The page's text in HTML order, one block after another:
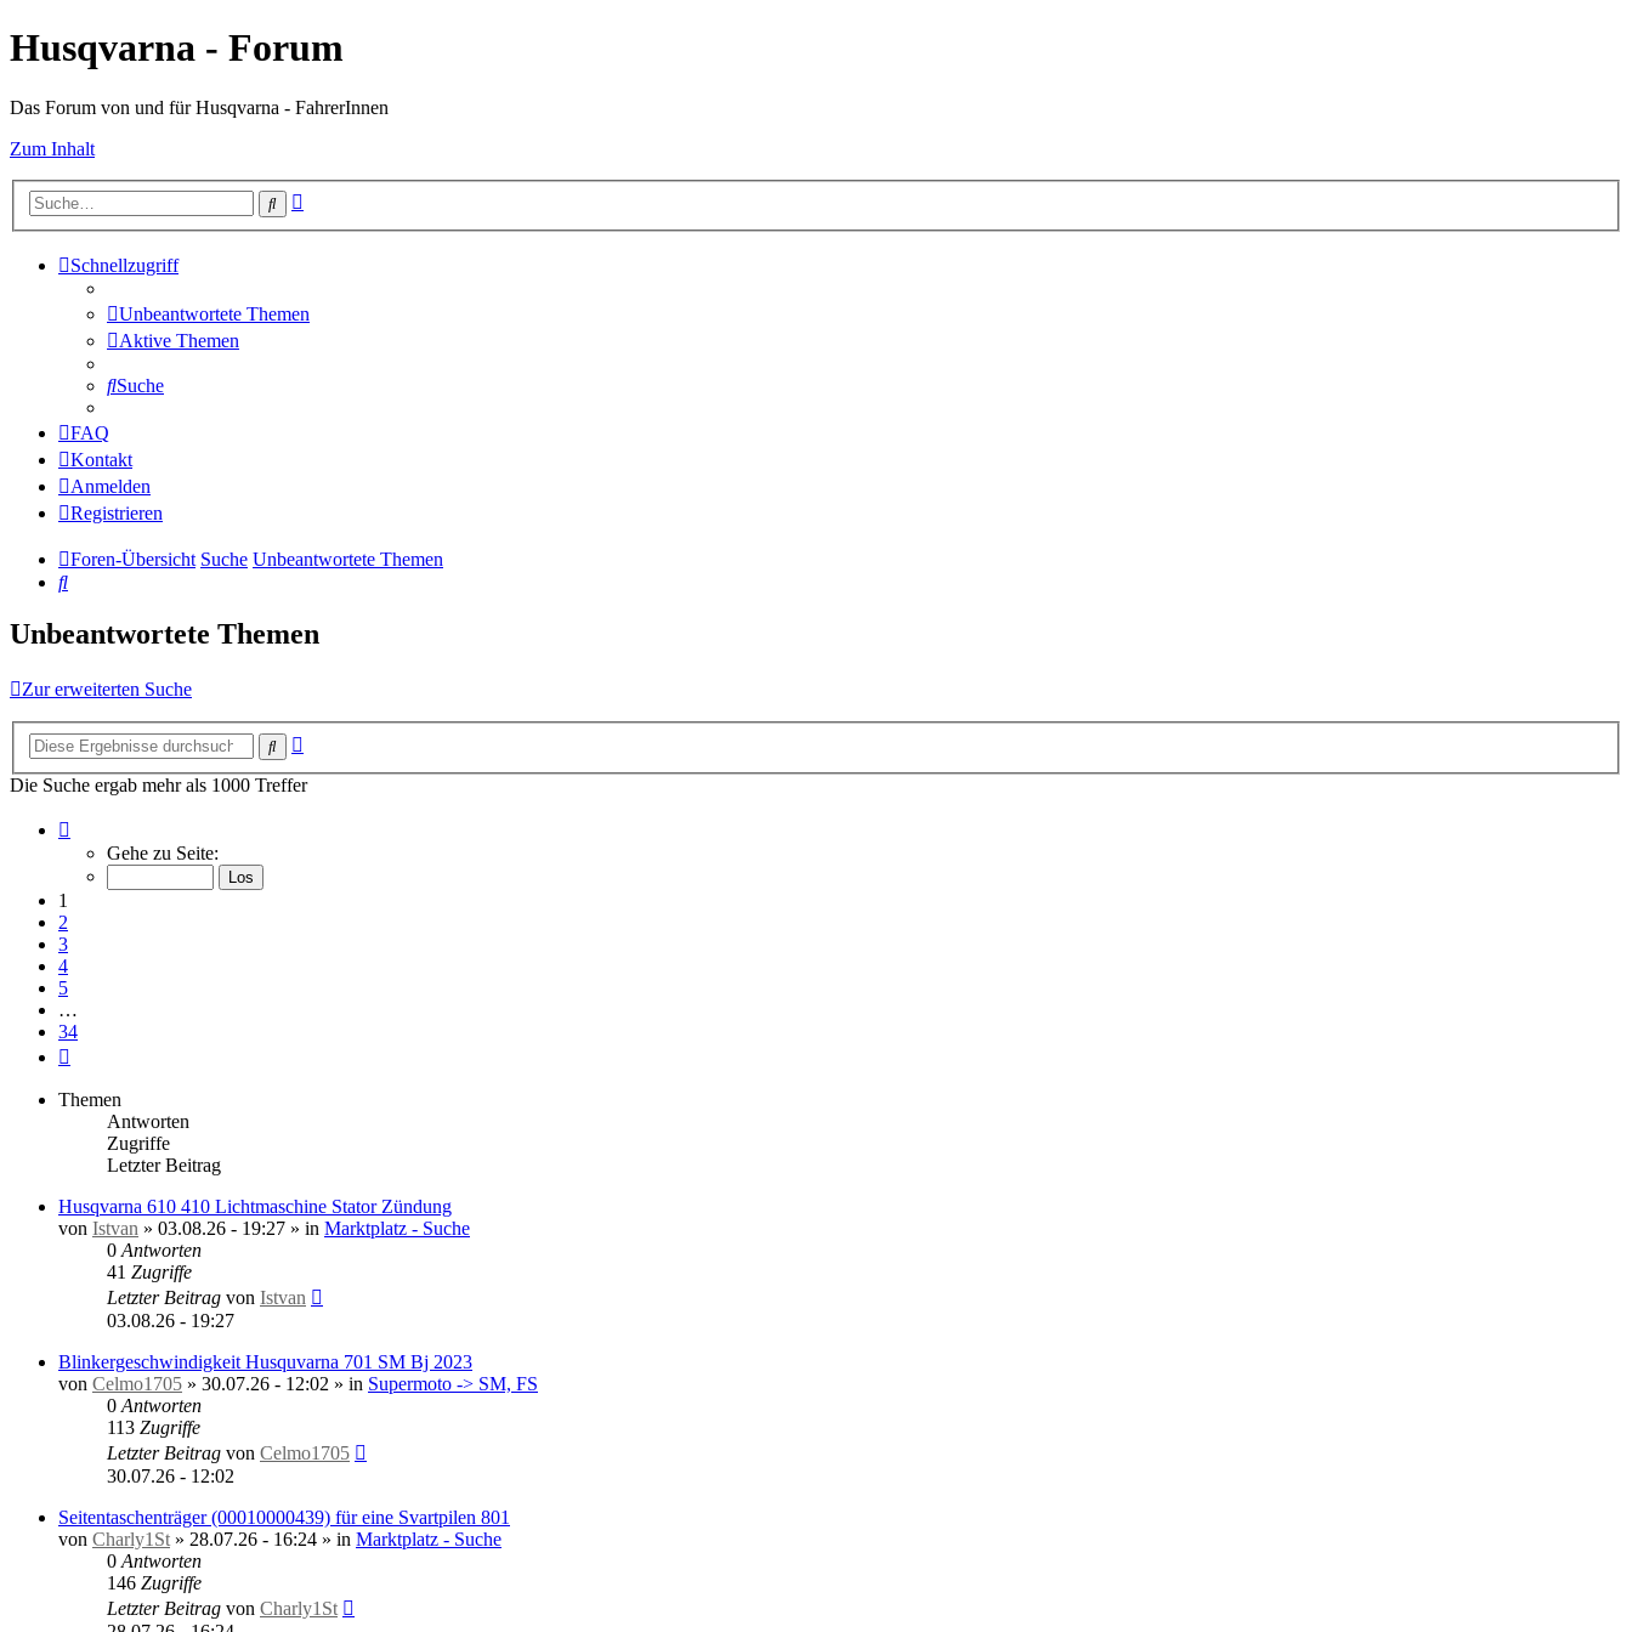
Husqvarna - Forum
Das Forum von und für Husqvarna - FahrerInnen
Zum Inhalt
Suche
Schnellzugriff
Unbeantwortete Themen
Aktive Themen
Suche
FAQ
Kontakt
Anmelden
Registrieren
Foren-Übersicht Suche Unbeantwortete Themen
Suche
Unbeantwortete Themen
Zur erweiterten Suche
Suche
Die Suche ergab mehr als 1000 Treffer
von
Gehe zu Seite:
1
2
3
4
5
…
34
Themen
Antworten
Zugriffe
Letzter Beitrag
Husqvarna 610 410 Lichtmaschine Stator Zündung
von Istvan » 03.08.26 - 19:27 » in Marktplatz - Suche
0 Antworten
41 Zugriffe
Letzter Beitrag von Istvan
03.08.26 - 19:27
Blinkergeschwindigkeit Husquvarna 701 SM Bj 2023
von Celmo1705 » 30.07.26 - 12:02 » in Supermoto -> SM, FS
0 Antworten
113 Zugriffe
Letzter Beitrag von Celmo1705
30.07.26 - 12:02
Seitentaschenträger (00010000439) für eine Svartpilen 801
von Charly1St » 28.07.26 - 16:24 » in Marktplatz - Suche
0 Antworten
146 Zugriffe
Letzter Beitrag von Charly1St